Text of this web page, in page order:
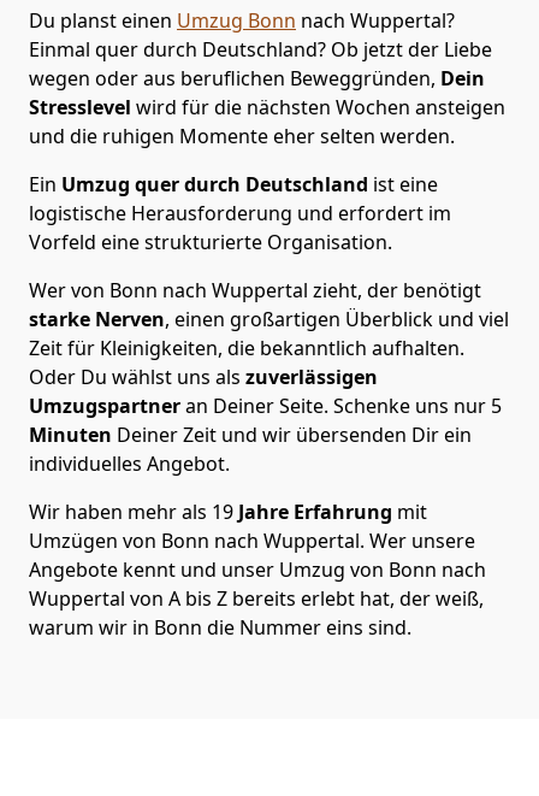
Du planst einen Umzug Bonn nach Wuppertal?
Einmal quer durch Deutschland? Ob jetzt der Liebe
wegen oder aus beruflichen Beweggründen, Dein
Stresslevel wird für die nächsten Wochen ansteigen
und die ruhigen Momente eher selten werden.
Ein Umzug quer durch Deutschland ist eine
logistische Herausforderung und erfordert im
Vorfeld eine strukturierte Organisation.
Wer von Bonn nach Wuppertal zieht, der benötigt
starke Nerven, einen großartigen Überblick und viel
Zeit für Kleinigkeiten, die bekanntlich aufhalten.
Oder Du wählst uns als zuverlässigen
Umzugspartneran Deiner Seite. Schenke uns nur 5
Minuten Deiner Zeit und wir übersenden Dir ein
individuelles Angebot.
Wir haben mehr als 19 Jahre Erfahrung mit
Umzügen von Bonn nach Wuppertal. Wer unsere
Angebote kennt und unser Umzug von Bonn nach
Wuppertal von A bis Z bereits erlebt hat, der weiß,
warum wir in Bonn die Nummer eins sind.